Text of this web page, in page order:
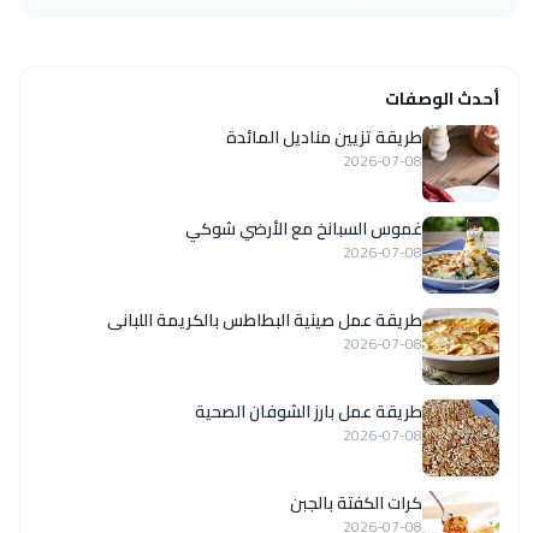
أحدث الوصفات
طريقة تزيين مناديل المائدة
2026-07-08
غموس السبانخ مع الأرضي شوكي
2026-07-08
طريقة عمل صينية البطاطس بالكريمة اللبانى
2026-07-08
طريقة عمل بارز الشوفان الصحية
2026-07-08
كرات الكفتة بالجبن
2026-07-08